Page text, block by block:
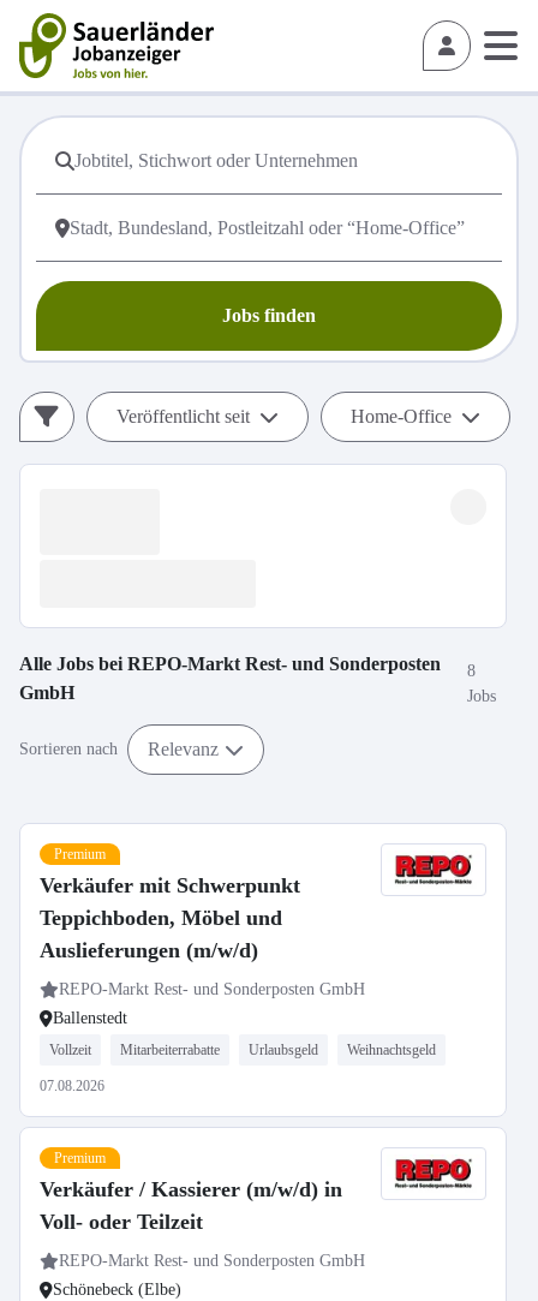
Jobs finden
Veröffentlicht seit Home-Office
Alle Jobs bei REPO-Markt Rest- und Sonderposten
GmbH
8
Jobs
Sortieren nach Relevanz
Premium
Verkäufer mit Schwerpunkt
Teppichboden, Möbel und
Auslieferungen (m/w/d)
REPO-Markt Rest- und Sonderposten GmbH
Ballenstedt
Vollzeit Mitarbeiterrabatte Urlaubsgeld Weihnachtsgeld
07.08.2026
Premium
Verkäufer / Kassierer (m/w/d) in
Voll- oder Teilzeit
REPO-Markt Rest- und Sonderposten GmbH
Schönebeck (Elbe)